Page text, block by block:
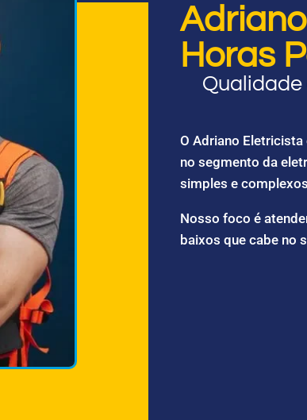
Horas
O Adriano
no segmento da
simples e
Nosso foco é
baixos que cabe no